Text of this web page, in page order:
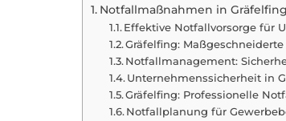
Notfallmaßnahmen in Gräfelfing
Effektive Notfallvorsorge für
Gräfelfing:
Notfallmanagement:
Unternehmenssicherheit in
Gräfelfing: Professionelle
Notfallplanung für